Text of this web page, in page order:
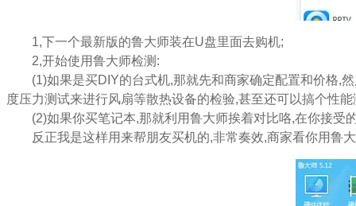
1,下一个最新版的鲁大师装在U盘里面去购机;
2,开始使用鲁大师检测:
(1)如果是买DIY的台式机,那就先和商家确定配置和价格,然
度压力测试来进行风扇等散热设备的检验,甚至还可以搞个性
(2)如果你买笔记本,那就利用鲁大师挨着对比咯,在你接受
反正我是这样用来帮朋友买机的,非常奏效,商家看你用鲁大